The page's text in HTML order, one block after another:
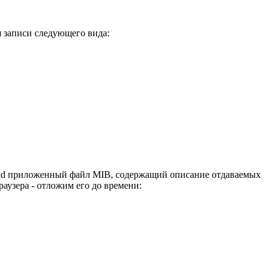
записи следующего вида:
приложенный файл MIB, содержащий описание отдаваемых
- отложим его до времени: